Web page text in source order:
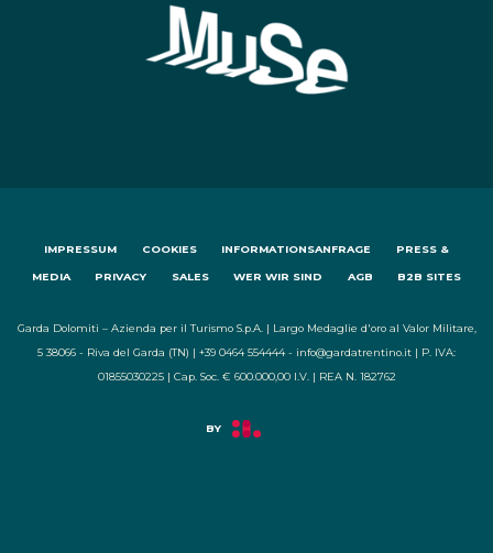
IMPRESSUM COOKIES INFORMATIONSANFRAGE PRESS &
MEDIA PRIVACY SALES WER WIR SIND AGB B2B SITES
Garda Dolomiti – Azienda per il Turismo S.p.A. | Largo Medaglie d'oro al Valor Militare,
5 38066 - Riva del Garda (TN) | +39 0464 554444 - info@gardatrentino.it | P. IVA:
01855030225 | Cap. Soc. € 600.000,00 I.V. | REA N. 182762